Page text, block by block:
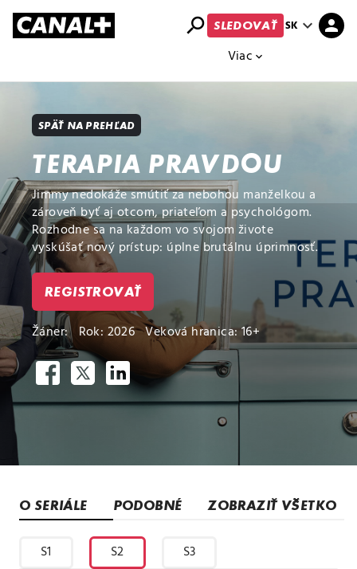
Viac expand_more
search SLEDOVAŤ SKexpand_more person
SPÄŤ NA PREHĽAD
TERAPIA PRAVDOU
Jimmy nedokáže smútiť za nebohou manželkou a
zároveň byť aj otcom, priateľom a psychológom.
Rozhodne sa na každom vo svojom živote
vyskúšať nový prístup: úplne brutálnu úprimnosť.
REGISTROVAŤ
Žáner: Rok: 2026Veková hranica: 16+
O SERIÁLE PODOBNÉ ZOBRAZIŤ VŠETKO
S1 S2 S3